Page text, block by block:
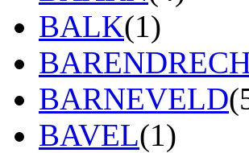
BALK(1)
BARNEVELD
BAVEL(1)